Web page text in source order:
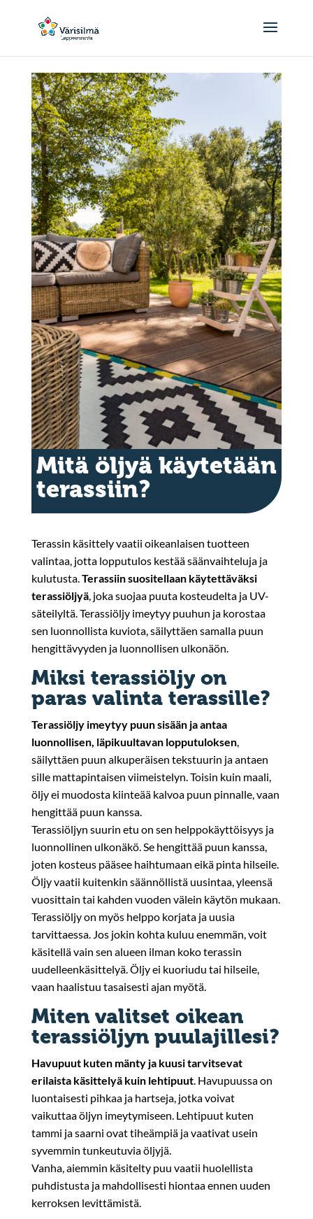
Mitä öljyä käytetään
terassiin?
Terassin käsittely vaatii oikeanlaisen tuotteen
valintaa, jotta lopputulos kestää säänvaihteluja ja
kulutusta.Terassiin suositellaan käytettäväksi
terassiöljyä, joka suojaa puuta kosteudelta ja UV-
säteilyltä. Terassiöljy imeytyy puuhun ja korostaa
sen luonnollista kuviota, säilyttäen samalla puun
hengittävyyden ja luonnollisen ulkonäön.
Miksi terassiöljy on
paras valinta terassille?
Terassiöljy imeytyy puun sisään ja antaa
luonnollisen, läpikuultavan lopputuloksen,
säilyttäen puun alkuperäisen tekstuurin ja antaen
sille mattapintaisen viimeistelyn. Toisin kuin maali,
öljy ei muodosta kiinteää kalvoa puun pinnalle, vaan
hengittää puun kanssa.
Terassiöljyn suurin etu on sen helppokäyttöisyys ja
luonnollinen ulkonäkö. Se hengittää puun kanssa,
joten kosteus pääsee haihtumaan eikä pinta hilseile.
Öljy vaatii kuitenkin säännöllistä uusintaa, yleensä
vuosittain tai kahden vuoden välein käytön mukaan.
Terassiöljy on myös helppo korjata ja uusia
tarvittaessa. Jos jokin kohta kuluu enemmän, voit
käsitellä vain sen alueen ilman koko terassin
uudelleenkäsittelyä. Öljy ei kuoriudu tai hilseile,
vaan haalistuu tasaisesti ajan myötä.
Miten valitset oikean
terassiöljyn puulajillesi?
Havupuut kuten mänty ja kuusi tarvitsevat
erilaista käsittelyä kuin lehtipuut. Havupuussa on
luontaisesti pihkaa ja hartseja, jotka voivat
vaikuttaa öljyn imeytymiseen. Lehtipuut kuten
tammi ja saarni ovat tiheämpiä ja vaativat usein
syvemmin tunkeutuvia öljyjä.
Vanha, aiemmin käsitelty puu vaatii huolellista
puhdistusta ja mahdollisesti hiontaa ennen uuden
kerroksen levittämistä.